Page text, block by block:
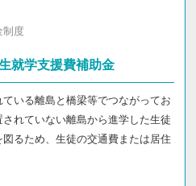
制度
就学支援費補助金
いる離島と橋梁等でつながってお
れていない離島から進学した生徒
るため、生徒の交通費または居住